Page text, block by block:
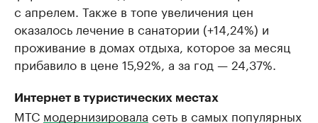
с апрелем. Также в топе увеличения цен
оказалось лечение в санатории (+14,24%) и
проживание в домах отдыха, которое за месяц
прибавило в цене 15,92%, а за год — 24,37%.
Интернет в туристических местах
МТС модернизировала сеть в самых популярных